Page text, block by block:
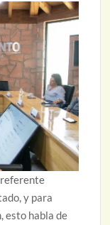
referente
y para
esto habla de